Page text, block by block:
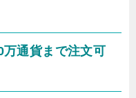
通貨まで注文可